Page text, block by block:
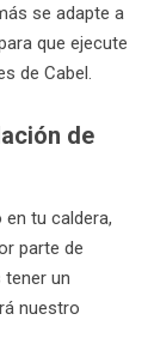
se adapte a
que ejecute
de Cabel.
de
tu caldera,
parte de
un
nuestro